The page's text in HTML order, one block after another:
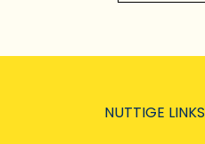
NUTTIGE LINKS